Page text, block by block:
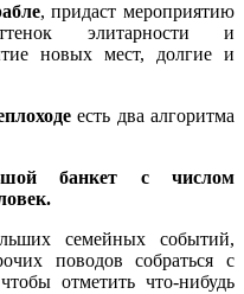
, придаст мероприятию
элитарности и
новых мест, долгие и
есть два алгоритма
банкет с числом
семейных событий,
поводов собраться с
отметить что-нибудь